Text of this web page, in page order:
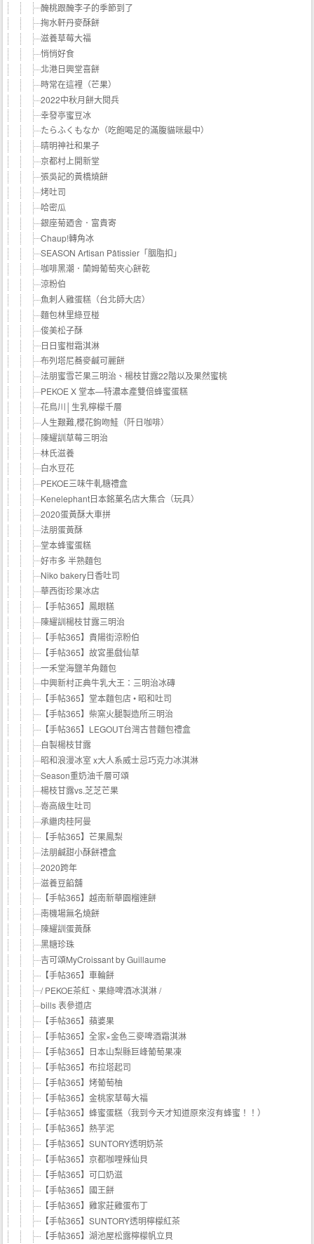
醃桃跟醃李子的季節到了
掬水軒丹麥酥餅
滋養草莓大福
悄悄好食
北港日興堂喜餅
時常在這裡（芒果）
2022中秋月餅大閱兵
幸發亭蜜豆冰
たらふくもなか（吃飽喝足的滿腹貓咪最中）
晴明神社和果子
京都村上開新堂
張吳記的黃橋燒餅
烤吐司
哈密瓜
銀座菊廼舎．富貴寄
Chaup!轉角冰
SEASON Artisan Pâtissier「胭脂扣」
咖啡黑潮．蘭姆葡萄夾心餅乾
涼粉伯
魚刺人雞蛋糕（台北師大店）
麵包林里綠豆椪
俊美松子酥
日日蜜柑霜淇淋
布列塔尼蕎麥鹹可麗餅
法朋蜜雪芒果三明治、楊枝甘露22階以及果然蜜桃
PEKOE X 堂本—特濃本產雙倍蜂蜜蛋糕
花鳥川│生乳檸檬千層
人生艱難,櫻花鉤吻鮭（阡日咖啡）
陳耀訓草莓三明治
林氏滋養
白水豆花
PEKOE三味牛軋糖禮盒
Kenelephant日本銘菓名店大集合（玩具）
2020蛋黃酥大車拼
法朋蛋黃酥
堂本蜂蜜蛋糕
好市多 半熟麵包
Niko bakery日香吐司
華西街珍果冰店
【手帖365】鳳眼糕
陳耀訓楊枝甘露三明治
【手帖365】貴陽街涼粉伯
【手帖365】故宮墨戲仙草
一禾堂海鹽羊角麵包
中興新村正典牛乳大王：三明治冰磚
【手帖365】堂本麵包店 • 昭和吐司
【手帖365】柴窯火腿製造所三明治
【手帖365】LEGOUT台灣古昔麵包禮盒
自製楊枝甘露
昭和浪漫冰室 x大人系威士忌巧克力冰淇淋
Season重奶油千層可頌
楊枝甘露vs.芝芝芒果
嵜高級生吐司
承繼肉桂阿曼
【手帖365】芒果鳳梨
法朋鹹甜小酥餅禮盒
2020跨年
滋養豆餡舖
【手帖365】越南新華園榴連餅
南機場無名燒餅
陳耀訓蛋黃酥
黑糖珍珠
吉可頌MyCroissant by Guillaume
【手帖365】車輪餅
/ PEKOE茶紅、果綠啤酒冰淇淋 /
bills 表參道店
【手帖365】蘋婆果
【手帖365】全家×金色三麥啤酒霜淇淋
【手帖365】日本山梨縣巨峰葡萄果凍
【手帖365】布拉塔起司
【手帖365】烤葡萄柚
【手帖365】金桃家草莓大福
【手帖365】蜂蜜蛋糕（我到今天才知道原來沒有蜂蜜！！）
【手帖365】熱芋泥
【手帖365】SUNTORY透明奶茶
【手帖365】京都咖哩辣仙貝
【手帖365】可口奶滋
【手帖365】國王餅
【手帖365】雞家莊雞蛋布丁
【手帖365】SUNTORY透明檸檬紅茶
【手帖365】湖池屋松露檸檬帆立貝